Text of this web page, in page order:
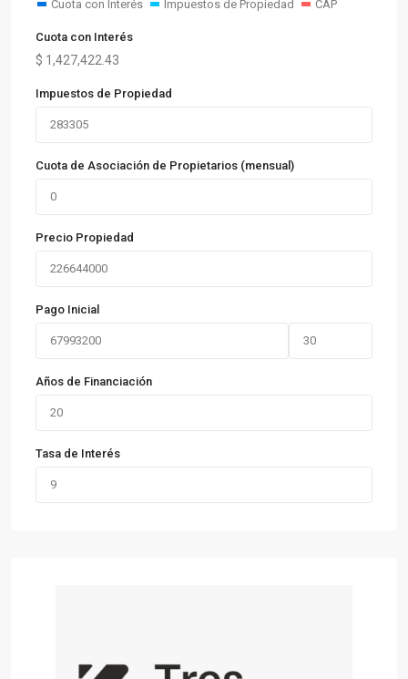
Cuota con Interés Impuestos de Propiedad CAP
Cuota con Interés
$ 1,427,422.43
Impuestos de Propiedad
Cuota de Asociación de Propietarios (mensual)
Precio Propiedad
Pago Inicial
Años de Financiación
Tasa de Interés